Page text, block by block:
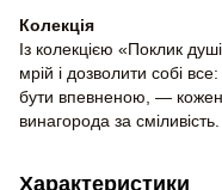
Колекція
Із колекцією «Поклик
мрій і дозволити собі
бути впевненою, —
винагорода за сміливість.
Характеристики